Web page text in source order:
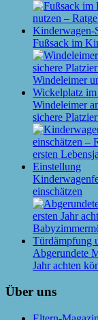
Fußsack im
Windeleimer
sichere
einschätzen
Abgerundete
Jahr achten
Über uns